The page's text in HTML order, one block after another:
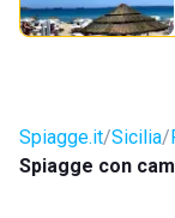
Spiagge.it Sicilia
Spiagge con